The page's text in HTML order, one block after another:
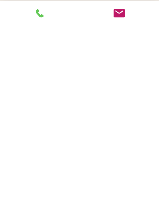
Quantité